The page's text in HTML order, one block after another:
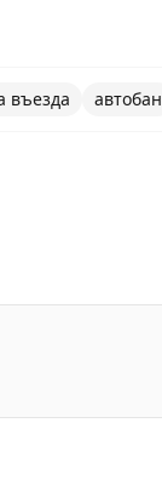
въезда автобан